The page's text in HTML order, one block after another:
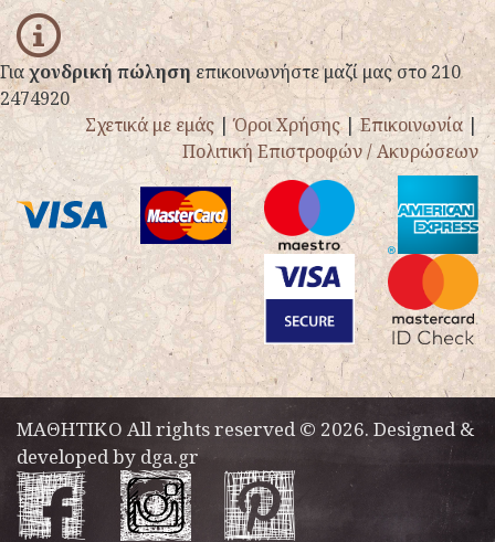
info
Γιαχονδρική πώλησηεπικοινωνήστε μαζί μας στο 210
2474920
Σχετικά με εμάς|Όροι Χρήσης|Επικοινωνία |
Πολιτική Επιστροφών / Ακυρώσεων
ΜΑΘΗΤΙΚΟ All rights reserved © 2026. Designed &
developed by dga.gr